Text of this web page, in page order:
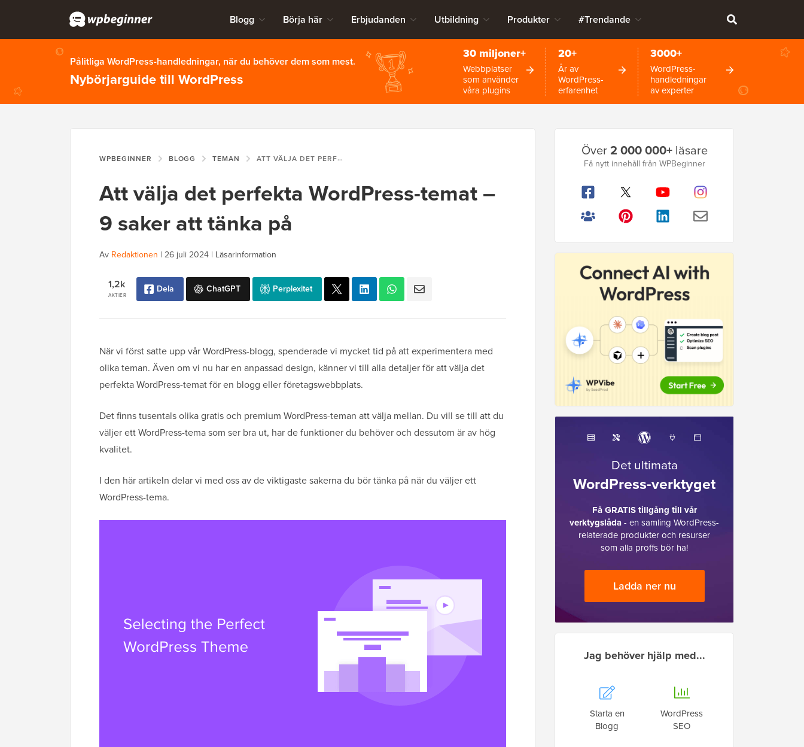
Blogg Börja här Erbjudanden Utbildning Produkter #Trendande
Pålitliga WordPress-handledningar, när du behöver dem som mest.
Nybörjarguide till WordPress
30 miljoner+
Webbplatser
som använder
våra plugins
20+
År av
WordPress-
erfarenhet
3000+
WordPress-
handledningar
av experter
WPBEGINNER BLOGG TEMAN ATT VÄLJA DET PERFEKTA WORDPRESS-TEMAT – 9 SAKER ATT TÄNKA PÅ
Att välja det perfekta WordPress-temat –
9 saker att tänka på
Av Redaktionen | 26 juli 2024 | Läsarinformation
AKTIER
1,2k Dela ChatGPT Perplexitet
När vi först satte upp vår WordPress-blogg, spenderade vi mycket tid på att experimentera med
olika teman. Även om vi nu har en anpassad design, känner vi till alla detaljer för att välja det
perfekta WordPress-temat för en blogg eller företagswebbplats.
Det finns tusentals olika gratis och premium WordPress-teman att välja mellan. Du vill se till att du
väljer ett WordPress-tema som ser bra ut, har de funktioner du behöver och dessutom är av hög
kvalitet.
I den här artikeln delar vi med oss av de viktigaste sakerna du bör tänka på när du väljer ett
WordPress-tema.
Primär
sidofält
Över2 000 000+läsare
Få nytt innehåll från WPBeginner
Det ultimata
WordPress-verktyget
Få GRATIS tillgång till vår
verktygslåda- en samling WordPress-
relaterade produkter och resurser
som alla proffs bör ha!
Ladda ner nu
Jag behöver hjälp med...
Starta en
Blogg
WordPress
SEO